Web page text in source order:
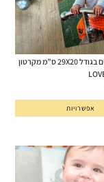
פאזל 72 חלקים בגודל 29X20 ס”מ מקרטון
אפשרויות